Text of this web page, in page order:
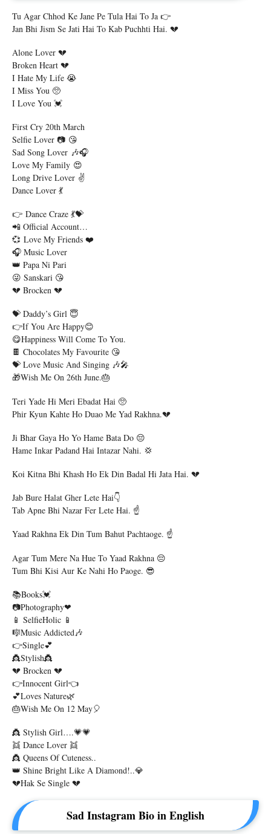
Tu Agar Chhod Ke Jane Pe Tula Hai To Ja 👉
Jan Bhi Jism Se Jati Hai To Kab Puchhti Hai. 💔
Alone Lover 💔
Broken Heart 💔
I Hate My Life 😭
I Miss You 🥺
I Love You 💓
First Cry 20th March
Selfie Lover 📷 😘
Sad Song Lover 🎶🎧
Love My Family 😍
Long Drive Lover ✌
Dance Lover 💃
👉 Dance Craze 💃💝
📲 Official Account…
💞 Love My Friends ❤️
🎧 Music Lover
👑 Papa Ni Pari
😜 Sanskari 😘
💔 Brocken 💔
💝 Daddy’s Girl 😇
👉If You Are Happy😊
😋Happiness Will Come To You.
🍫 Chocolates My Favourite 😘
💝 Love Music And Singing 🎶🎤
🎁Wish Me On 26th June.🎂
Teri Yade Hi Meri Ebadat Hai 🥺
Phir Kyun Kahte Ho Duao Me Yad Rakhna.💔
Ji Bhar Gaya Ho Yo Hame Bata Do 😔
Hame Inkar Padand Hai Intazar Nahi. 💢
Koi Kitna Bhi Khash Ho Ek Din Badal Hi Jata Hai. 💔
Jab Bure Halat Gher Lete Hai👇
Tab Apne Bhi Nazar Fer Lete Hai. ☝️
Yaad Rakhna Ek Din Tum Bahut Pachtaoge. ☝️
Agar Tum Mere Na Hue To Yaad Rakhna 😔
Tum Bhi Kisi Aur Ke Nahi Ho Paoge. 😎
📚Books💓
📷Photography❤
📱 SelfieHolic 📱
🎼Music Addicted🎶
👉Single💕
👸Stylish👸
💔 Brocken 💔
👉Innocent Girl👈
💕Loves Nature🌿
🎂Wish Me On 12 May🎈
👸 Stylish Girl….💗💗
👯 Dance Lover 👯
👸 Queens Of Cuteness..
👑 Shine Bright Like A Diamond!..💎
💔Hak Se Single 💔
Sad Instagram Bio in English